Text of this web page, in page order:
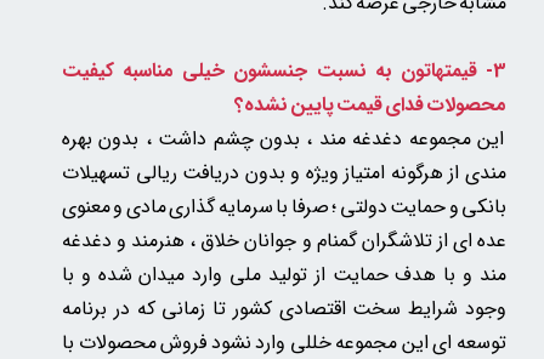
3- قیمتهاتون به نسبت جنسشون خیلی مناسبه
کیفیت
محصولات فدای قیمت پایین نشده؟
این مجموعه دغدغه مند ، بدون چشم داشت ، بدون بهره
مندی از هرگونه امتیاز ویژه و بدون دریافت ریالی تسهیلات
بانکی و حمایت دولتی ؛ صرفا با سرمایه گذاری مادی و معنوی
عده ای از تلاشگران گمنام و جوانان خلاق ، هنرمند و دغدغه
مند و با هدف حمایت از تولید ملی وارد میدان شده و با
وجود شرایط سخت اقتصادی کشور تا زمانی که در برنامه
توسعه ای این مجموعه خللی وارد نشود فروش محصولات با